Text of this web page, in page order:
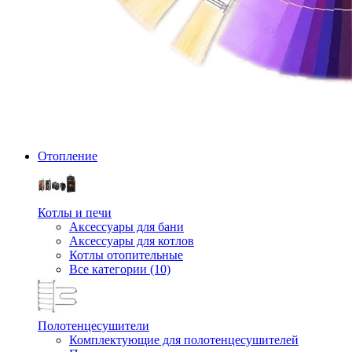
Отопление
Котлы и печи
Аксессуары для бани
Аксессуары для котлов
Котлы отопительные
Все категории (10)
Полотенцесушители
Комплектующие для полотенцесушителей